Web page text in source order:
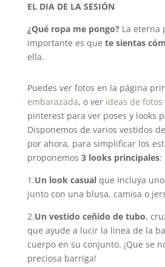
EL DIA DE LA SESIÓN
¿Qué ropa me pongo?La eterna
importante es que te sientas
ella.
Puedes ver fotos en la página
embarazada, o ver ideas de
pinterest para ver poses y looks
Disponemos de varios vestidos
por ahora, para simplificar los
proponemos 3 looks principales:
1.Un look casualque incluya
junto con una blusa, camisa o
2.Un vestido ceñido de tubo,
que ayude a lucir la linea de la
cuerpo en su conjunto. ¡Que se
preciosa barriga!